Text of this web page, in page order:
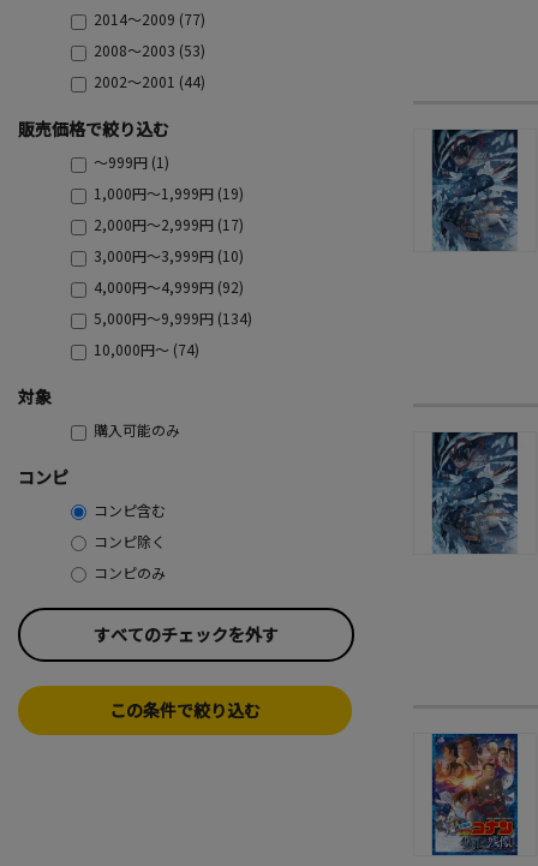
2014～2009 (77)
2008～2003 (53)
2002～2001 (44)
販売価格で絞り込む
～999円 (1)
1,000円～1,999円 (19)
2,000円～2,999円 (17)
3,000円～3,999円 (10)
4,000円～4,999円 (92)
5,000円～9,999円 (134)
10,000円～ (74)
対象
購入可能のみ
コンピ
コンピ含む
コンピ除く
コンピのみ
すべてのチェックを外す
この条件で絞り込む